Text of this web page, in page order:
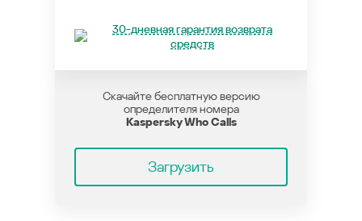
30-дневная гарантия возврата
средств
Скачайте бесплатную версию
определителя номера
Kaspersky Who Calls
Загрузить